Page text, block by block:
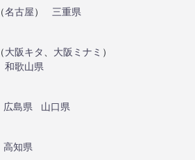
（名古屋）
三重県
（大阪キタ 大阪ミナミ ）
和歌山県
広島県
山口県
高知県